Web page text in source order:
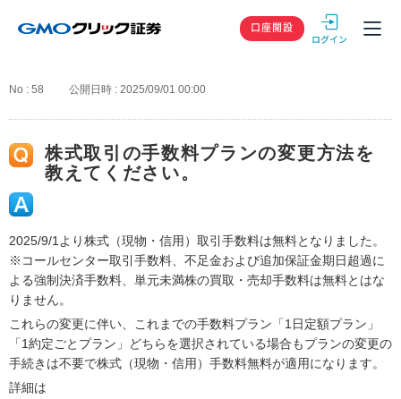
GMOクリック
口座開設
No : 58 公開日時 : 2025/09/01 00:00
株式取引の手数料プランの変更方法を
教えてください。
2025/9/1より株式（現物・信用）取引手数料は無料となりました。
※コールセンター取引手数料、不足金および追加保証金期日超過に
よる強制決済手数料、単元未満株の買取・売却手数料は無料とはな
りません。
これらの変更に伴い、これまでの手数料プラン「1日定額プラン」
「1約定ごとプラン」どちらを選択されている場合もプランの変更の
手続きは不要で株式（現物・信用）手数料無料が適用になります。
詳細は